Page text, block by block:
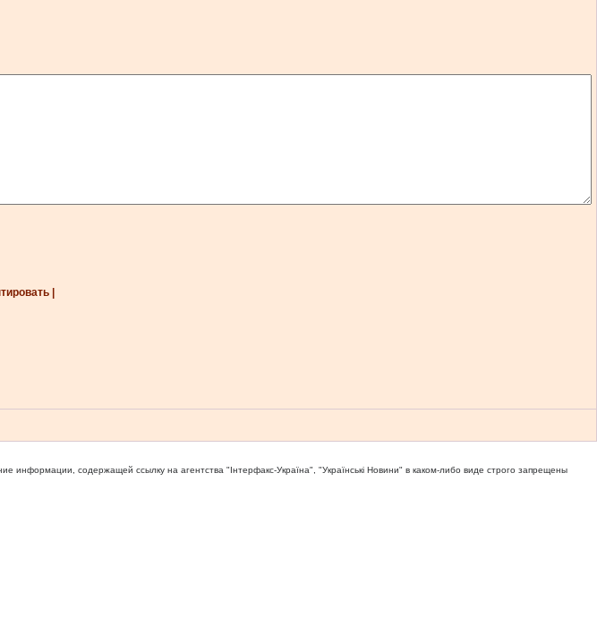
|
информации, содержащей ссылку на агентства "Iнтерфакс-Україна", "Українськi Новини" в каком-либо виде строго запрещены